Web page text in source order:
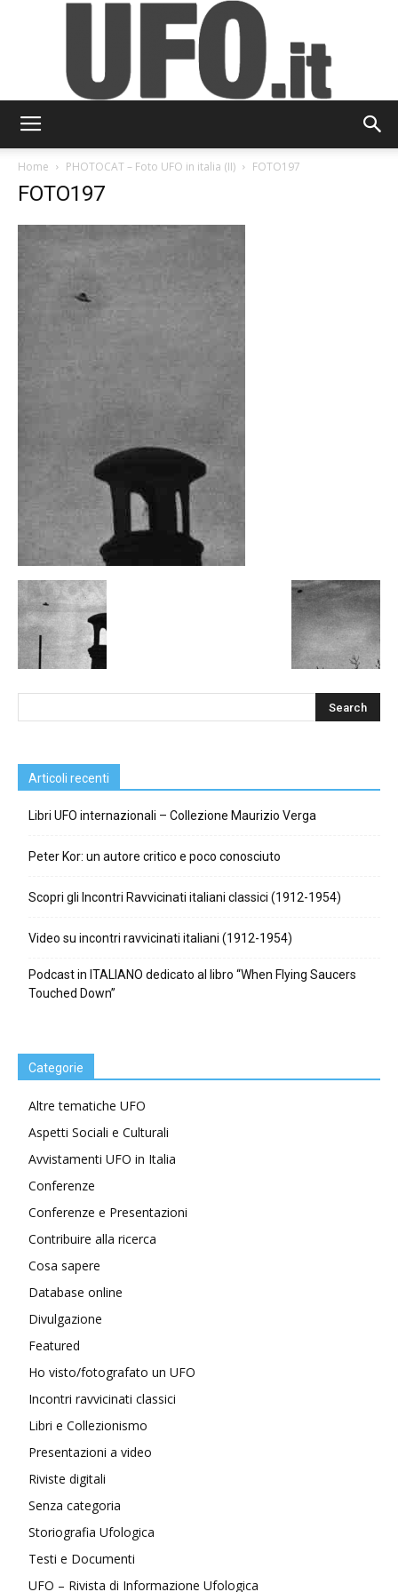
Home PHOTOCAT – Foto UFO in italia (II) FOTO197
FOTO197
Articoli recenti
Libri UFO internazionali – Collezione Maurizio Verga
Peter Kor: un autore critico e poco conosciuto
Scopri gli Incontri Ravvicinati italiani classici (1912-1954)
Video su incontri ravvicinati italiani (1912-1954)
Podcast in ITALIANO dedicato al libro “When Flying Saucers
Touched Down”
Categorie
Altre tematiche UFO
Aspetti Sociali e Culturali
Avvistamenti UFO in Italia
Conferenze
Conferenze e Presentazioni
Contribuire alla ricerca
Cosa sapere
Database online
Divulgazione
Featured
Ho visto/fotografato un UFO
Incontri ravvicinati classici
Libri e Collezionismo
Presentazioni a video
Riviste digitali
Senza categoria
Storiografia Ufologica
Testi e Documenti
UFO – Rivista di Informazione Ufologica